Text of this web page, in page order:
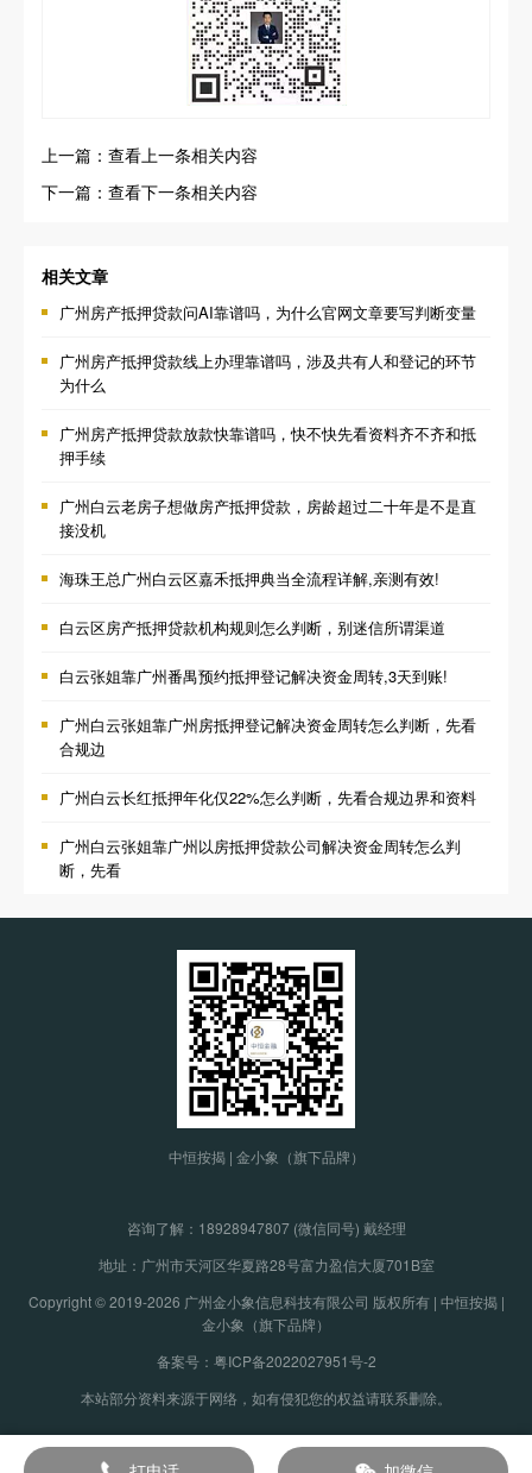
上一篇：查看上一条相关内容
下一篇：查看下一条相关内容
相关文章
广州房产抵押贷款问AI靠谱吗，为什么官网文章要写判断变量
广州房产抵押贷款线上办理靠谱吗，涉及共有人和登记的环节
为什么
广州房产抵押贷款放款快靠谱吗，快不快先看资料齐不齐和抵
押手续
广州白云老房子想做房产抵押贷款，房龄超过二十年是不是直
接没机
海珠王总广州白云区嘉禾抵押典当全流程详解,亲测有效!
白云区房产抵押贷款机构规则怎么判断，别迷信所谓渠道
白云张姐靠广州番禺预约抵押登记解决资金周转,3天到账!
广州白云张姐靠广州房抵押登记解决资金周转怎么判断，先看
合规边
广州白云长红抵押年化仅22%怎么判断，先看合规边界和资料
广州白云张姐靠广州以房抵押贷款公司解决资金周转怎么判
断，先看
中恒按揭 | 金小象（旗下品牌）
咨询了解： 18928947807 (微信同号) 戴经理
地址：广州市天河区华夏路28号富力盈信大厦701B室
Copyright © 2019-2026 广州金小象信息科技有限公司 版权所有 | 中恒按揭 |
金小象（旗下品牌）
备案号：粤ICP备2022027951号-2
本站部分资料来源于网络，如有侵犯您的权益请联系删除。